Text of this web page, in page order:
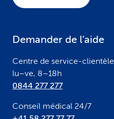
Demander de l’aide
Centre de service-clientèle
lu–ve, 8–18h
0844 277 277
Conseil médical 24/7